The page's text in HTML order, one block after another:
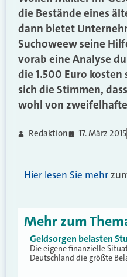
die Bestände eines
dann bietet
Suchoweew seine
vorab eine Analyse
die 1.500 Euro
sich die Stimmen,
wohl von
Redaktion 17. März 2015
Hier lesen Sie mehr
Mehr zum
Geldsorgen belasten
Die eigene finanzielle
Deutschland die größte